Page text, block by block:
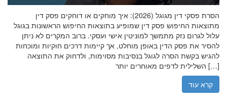
הסרת פסקי דין מגוגל (2026): איך מוחקים או דוחקים פסק דין
מתוצאות החיפוש פסק דין שמופיע בתוצאות החיפוש הראשונות בגוגל
עלול לגרום נזק מתמשך למוניטין אישי ועסקי. ברוב המקרים לא ניתן
להסיר את פסק הדין באופן מוחלט, אך קיימות דרכים חוקיות ומוכחות
להגיש בקשת הסרה לגוגל בנסיבות מסוימות, ולדחוק את התוצאה
השלילית לדפים מאוחרים יותר […]
קרא עוד